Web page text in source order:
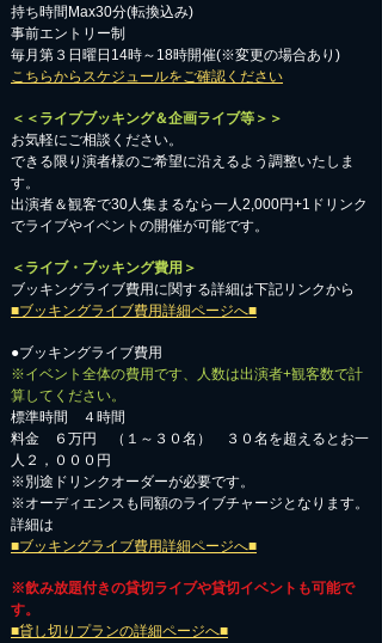
持ち時間Max30分(転換込み)
事前エントリー制
毎月第３日曜日14時～18時開催(※変更の場合あり)
こちらからスケジュールをご確認ください
＜＜ライブブッキング＆企画ライブ等＞＞
お気軽にご相談ください。​
​できる限り演者様のご希望に沿えるよう調整いたしま
す。
出演者＆観客で30人集まるなら一人2,000円+1ドリンク
でライブやイベントの開催が可能です。
＜ライブ・ブッキング費用＞
ブッキングライブ費用に関する詳細は下記リンクから
■ブッキングライブ費用詳細ページへ■
●ブッキングライブ費用
※イベント全体の費用です、人数は出演者+観客数で計
算してください。
標準時間 ４時間
料金 ６万円 （１～３０名） ３０名を超えるとお一
人２，０００円
※別途ドリンクオーダーが必要です。
※オーディエンスも同額のライブチャージとなります。
詳細は
■ブッキングライブ費用詳細ページへ■
※飲み放題付きの貸切ライブや貸切イベントも可能で
す。
■貸し切りプランの詳細ページへ■